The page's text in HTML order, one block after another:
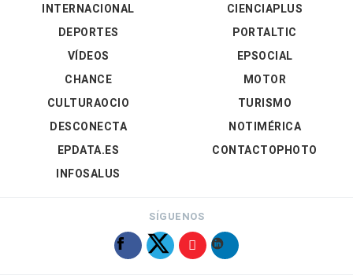
INTERNACIONAL
DEPORTES
VÍDEOS
CIENCIAPLUS
PORTALTIC
EPSOCIAL
CHANCE
CULTURAOCIO
DESCONECTA
EPDATA.ES
INFOSALUS
MOTOR
TURISMO
NOTIMÉRICA
CONTACTOPHOTO
SÍGUENOS